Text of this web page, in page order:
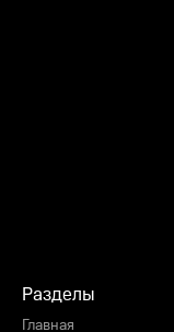
Разделы
Главная